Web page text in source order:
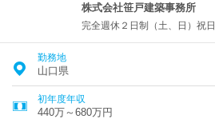
株式会社笹戸建築事務所
完全週休２日制（土、日）祝日
勤務地
山口県
初年度年収
440万～680万円